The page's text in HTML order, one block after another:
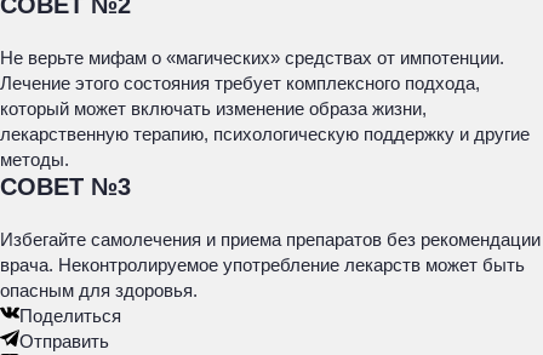
Не верьте мифам о «магических» средствах от импотенции.
Лечение этого состояния требует комплексного подхода,
который может включать изменение образа жизни,
лекарственную терапию, психологическую поддержку и другие
методы.
СОВЕТ №3
Избегайте самолечения и приема препаратов без рекомендации
врача. Неконтролируемое употребление лекарств может быть
опасным для здоровья.
Поделиться
Отправить